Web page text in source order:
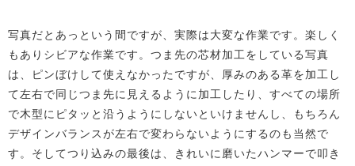
写真だとあっという間ですが、実際は大変な作業です。楽しく
もありシビアな作業です。つま先の芯材加工をしている写真
は、ピンぼけして使えなかったですが、厚みのある革を加工し
て左右で同じつま先に見えるように加工したり、すべての場所
で木型にピタッと沿うようにしないといけませんし、もちろん
デザインバランスが左右で変わらないようにするのも当然で
す。そしてつり込みの最後は、きれいに磨いたハンマーで叩き